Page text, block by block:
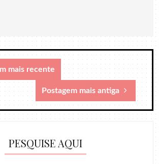
mais recente
Postagem mais antiga
PESQUISE AQUI